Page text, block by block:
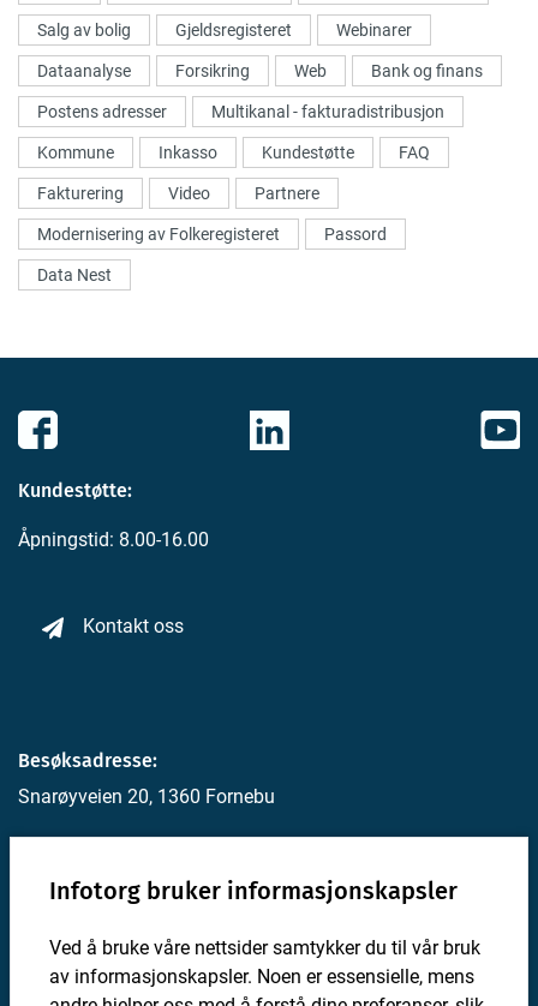
Salg av bolig Gjeldsregisteret Webinarer
Dataanalyse Forsikring Web Bank og finans
Postens adresser Multikanal - fakturadistribusjon
Kommune Inkasso Kundestøtte FAQ
Fakturering Video Partnere
Modernisering av Folkeregisteret Passord
Data Nest
Kundestøtte:
Åpningstid: 8.00-16.00
Kontakt oss
Besøksadresse:
Snarøyveien 20, 1360 Fornebu
Postboks 4, 1330 Fornebu
For utviklere
Personvernerklæring
Infotorg bruker informasjonskapsler
Ved å bruke våre nettsider samtykker du til vår bruk
av informasjonskapsler. Noen er essensielle, mens